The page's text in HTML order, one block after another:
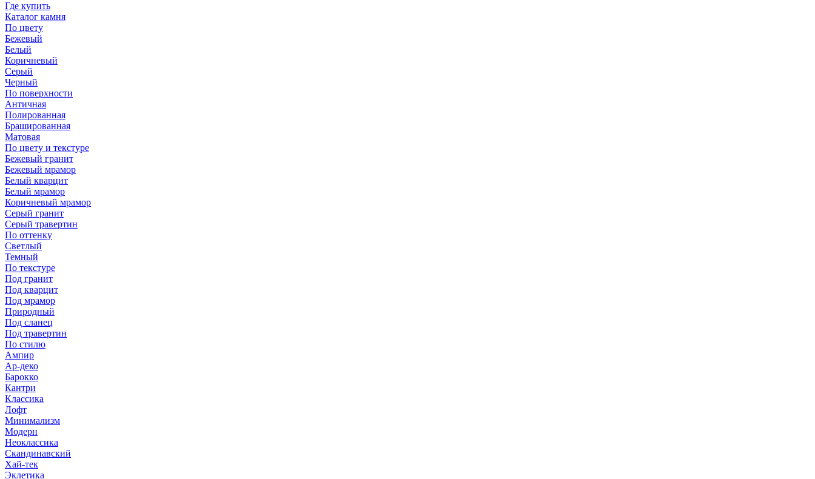
Где купить
Каталог камня
По цвету
Бежевый
Белый
Коричневый
Серый
Черный
По поверхности
Античная
Полированная
Брашированная
Матовая
По цвету и текстуре
Бежевый гранит
Бежевый мрамор
Белый кварцит
Белый мрамор
Коричневый мрамор
Серый гранит
Серый травертин
По оттенку
Светлый
Темный
По текстуре
Под гранит
Под кварцит
Под мрамор
Природный
Под сланец
Под травертин
По стилю
Ампир
Ар-деко
Барокко
Кантри
Классика
Лофт
Минимализм
Модерн
Неоклассика
Скандинавский
Хай-тек
Эклетика